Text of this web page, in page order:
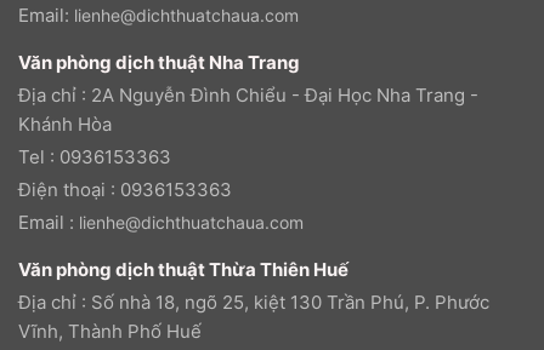
Email: lienhe@dichthuatchaua.com
Văn phòng dịch thuật Nha Trang
Địa chỉ : 2A Nguyễn Đình Chiểu - Đại Học Nha Trang -
Khánh Hòa
Tel : 0936153363
Điện thoại : 0936153363
Email : lienhe@dichthuatchaua.com
Văn phòng dịch thuật Thừa Thiên Huế
Địa chỉ : Số nhà 18, ngõ 25, kiệt 130 Trần Phú, P. Phước
Vĩnh, Thành Phố Huế